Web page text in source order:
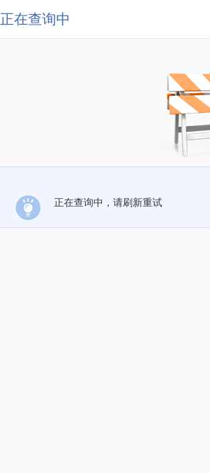
正在查询中
正在查询中，请刷新重试